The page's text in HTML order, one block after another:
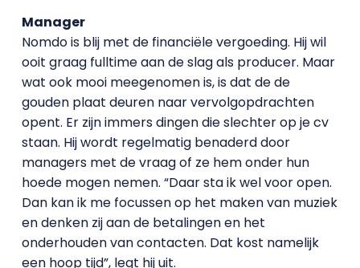
Manager
Nomdo is blij met de financiële vergoeding. Hij wil
ooit graag fulltime aan de slag als producer. Maar
wat ook mooi meegenomen is, is dat de de
gouden plaat deuren naar vervolgopdrachten
opent. Er zijn immers dingen die slechter op je cv
staan. Hij wordt regelmatig benaderd door
managers met de vraag of ze hem onder hun
hoede mogen nemen. “Daar sta ik wel voor open.
Dan kan ik me focussen op het maken van muziek
en denken zij aan de betalingen en het
onderhouden van contacten. Dat kost namelijk
een hoop tijd”, legt hij uit.